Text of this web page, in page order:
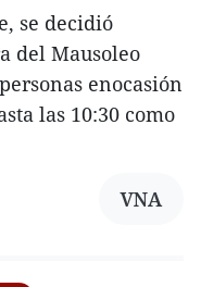
se decidió
del Mausoleo
enocasión
las 10:30 como
VNA